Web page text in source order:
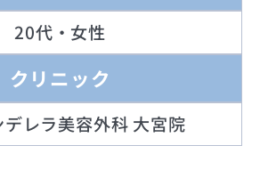
20代・女性
クリニック
レラ美容外科 大宮院